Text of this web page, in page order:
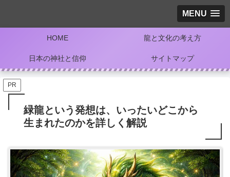
MENU
HOME 龍と文化の考え方
日本の神社と信仰 サイトマップ
PR
緑龍という発想は、いったいどこから
生まれたのかを詳しく解説